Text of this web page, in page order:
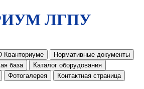
ЛГПУ
Кванториуме
Нормативные документы
база
Каталог оборудования
Фотогалерея Контактная страница